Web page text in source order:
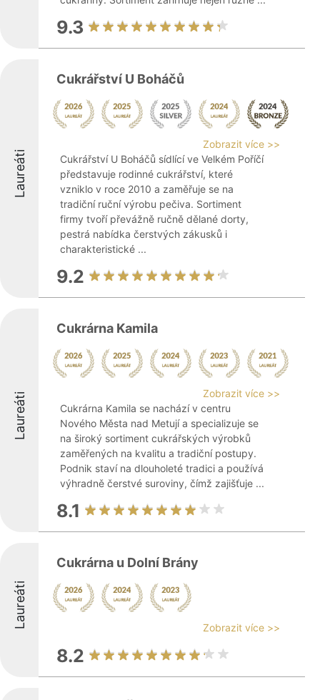
9.3
Laureáti
Cukrářství U Boháčů
Zobrazit více >>
Cukrářství U Boháčů sídlící ve Velkém Poříčí
představuje rodinné cukrářství, které
vzniklo v roce 2010 a zaměřuje se na
tradiční ruční výrobu pečiva. Sortiment
firmy tvoří převážně ručně dělané dorty,
pestrá nabídka čerstvých zákusků i
charakteristické ...
9.2
Laureáti
Cukrárna Kamila
Zobrazit více >>
Cukrárna Kamila se nachází v centru
Nového Města nad Metují a specializuje se
na široký sortiment cukrářských výrobků
zaměřených na kvalitu a tradiční postupy.
Podnik staví na dlouholeté tradici a používá
výhradně čerstvé suroviny, čímž zajišťuje ...
8.1
Laureáti
Cukrárna u Dolní Brány
Zobrazit více >>
8.2